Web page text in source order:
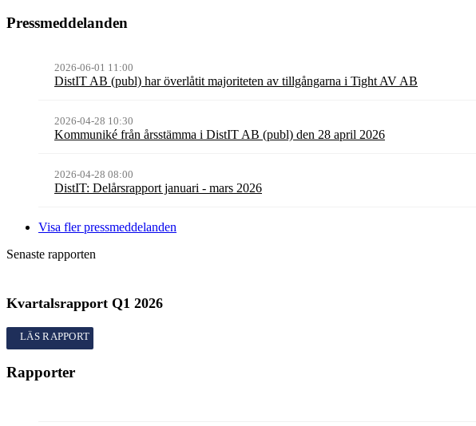
Pressmeddelanden
2026-06-01 11:00
DistIT AB (publ) har överlåtit majoriteten av tillgångarna i Tight AV AB
2026-04-28 10:30
Kommuniké från årsstämma i DistIT AB (publ) den 28 april 2026
2026-04-28 08:00
DistIT: Delårsrapport januari - mars 2026
Visa fler pressmeddelanden
Senaste rapporten
Kvartalsrapport Q1 2026
Kvartalsrapport
Rapporter